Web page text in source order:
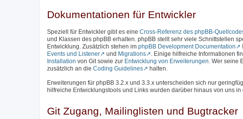
Dokumentationen für Entwickler
Speziell für Entwickler gibt es eine Cross-Referenz des phpBB-
und Klassen des phpBB erhalten. phpBB stellt sehr viele Schnittstellen
Entwicklung. Zusätzlich stehen im phpBB Development Documentation
Events und Listener
und Migrations . Einige hilfreiche Informationen
Installation von Git sowie zur Entwicklung von Erweiterungen . Wer
zusätzlich an die Coding Guidelines halten.
Erweiterungen für phpBB 3.2.x und 3.3.x unterscheiden sich nur
hilfreiche Entwicklungstools und Links wurden darüber hinaus von uns in
Git Zugang, Mailinglisten und Bugtracker